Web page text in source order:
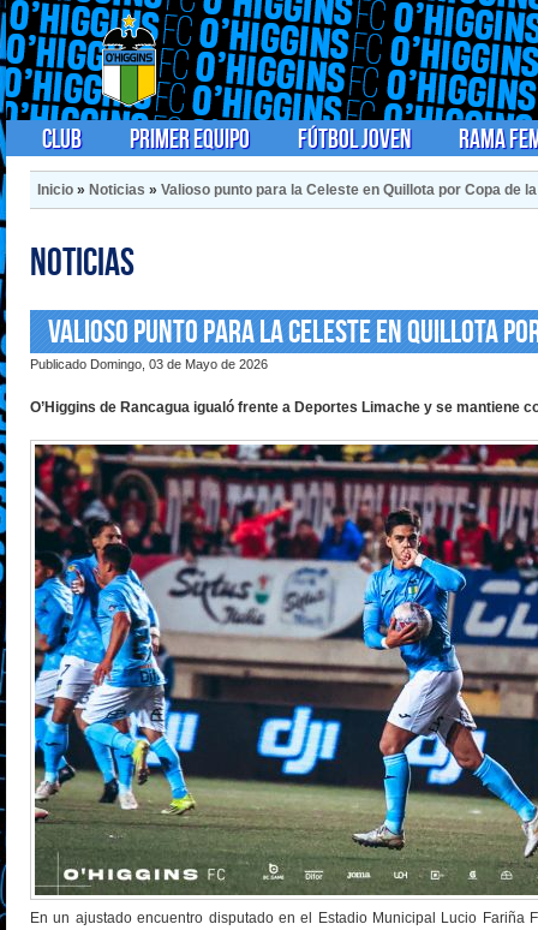
Club Primer Equipo Fútbol Joven Rama
Inicio » Noticias » Valioso punto para la Celeste en Quillota por Copa de
Noticias
Valioso punto para la Celeste en Quillota por
Publicado Domingo, 03 de Mayo de 2026
O’Higgins de Rancagua igualó frente a Deportes Limache y se mantiene
En un ajustado encuentro disputado en el Estadio Municipal Lucio Fariña